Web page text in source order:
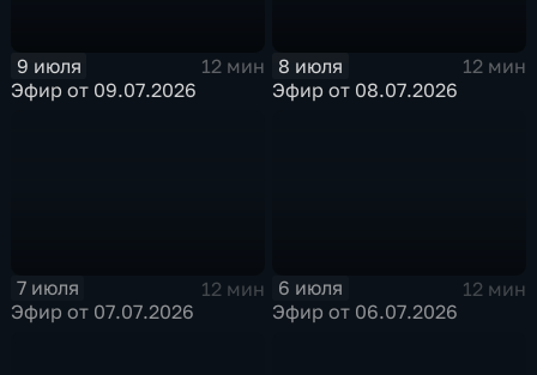
9 июля
12 мин
Эфир от 09.07.2026
8 июля
12 мин
Эфир от 08.07.2026
7 июля
12 мин
Эфир от 07.07.2026
6 июля
12 мин
Эфир от 06.07.2026